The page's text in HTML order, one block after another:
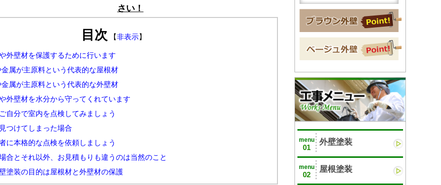
さい！
目次 【非表示】
外壁材を保護するために行います
属が主原料という代表的な屋根材
属が主原料という代表的な外壁材
外壁材を水分から守ってくれています
自分で室内を点検してみましょう
つけてしまった場合
に本格的な点検を依頼しましょう
合とそれ以外、お見積もりも違うのは当然のこと
塗装の目的は屋根材と外壁材の保護
menu
01
外壁塗装
menu
02
屋根塗装